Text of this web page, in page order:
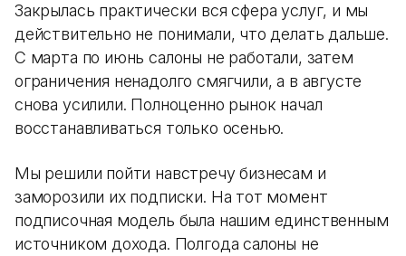
Закрылась практически вся сфера услуг, и мы
действительно не понимали, что делать дальше.
С марта по июнь салоны не работали, затем
ограничения ненадолго смягчили, а в августе
снова усилили. Полноценно рынок начал
восстанавливаться только осенью.
Мы решили пойти навстречу бизнесам и
заморозили их подписки. На тот момент
подписочная модель была нашим единственным
источником дохода. Полгода салоны не